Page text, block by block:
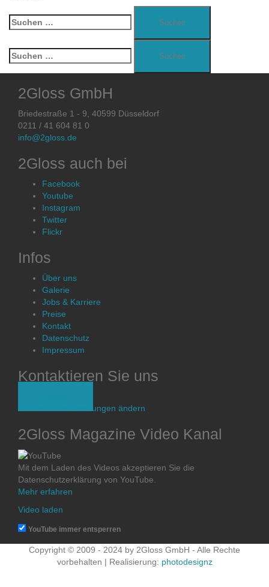
Suchen
nach:
Suchen
nach:
2Gloss GmbH
Briedestraße 1 - 9, 40599 Düsseldorf
0211 / 41 604 81 0
info@2gloss.de
2Gloss auch bei
Facebook
Youtube
Instagram
Twitter
Flickr
Infos
Über uns
Galerie
Jobs & Karriere
Preise
Kontakt
Datenschutz
Impressum
Kontaktieren Sie uns
Datenschutzeinstellungen ändern
2Gloss Magazine Video Kanal
Mit dem Laden des Videos akzeptieren Sie die
Datenschutzerklärung von YouTube.
Mehr erfahren
Video laden
YouTube immer entsperren
Copyright © 2009 - 2024 by 2Gloss GmbH - Alle Rechte
vorbehalten | Realisierung: photodesignz